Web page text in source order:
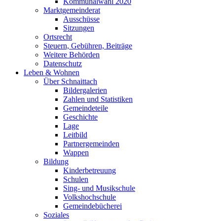
Marktgemeinderat
Ausschüsse
Sitzungen
Ortsrecht
Steuern, Gebühren, Beiträge
Weitere Behörden
Datenschutz
Leben & Wohnen
Über Schnaittach
Bildergalerien
Zahlen und Statistiken
Gemeindeteile
Geschichte
Lage
Leitbild
Partnergemeinden
Wappen
Bildung
Kinderbetreuung
Schulen
Sing- und Musikschule
Volkshochschule
Gemeindebücherei
Soziales